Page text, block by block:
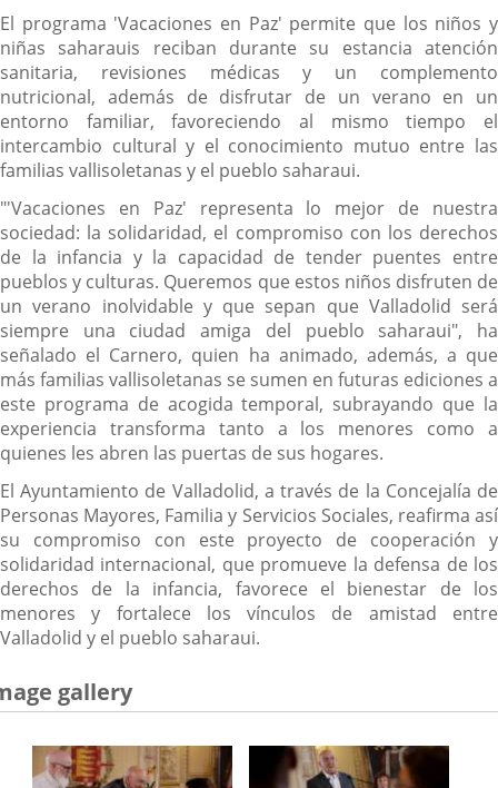
El programa 'Vacaciones en Paz' permite que los niños y
niñas saharauis reciban durante su estancia atención
sanitaria, revisiones médicas y un complemento
nutricional, además de disfrutar de un verano en un
entorno familiar, favoreciendo al mismo tiempo el
intercambio cultural y el conocimiento mutuo entre las
familias vallisoletanas y el pueblo saharaui.
"'Vacaciones en Paz' representa lo mejor de nuestra
sociedad: la solidaridad, el compromiso con los derechos
de la infancia y la capacidad de tender puentes entre
pueblos y culturas. Queremos que estos niños disfruten de
un verano inolvidable y que sepan que Valladolid será
siempre una ciudad amiga del pueblo saharaui", ha
señalado el Carnero, quien ha animado, además, a que
más familias vallisoletanas se sumen en futuras ediciones a
este programa de acogida temporal, subrayando que la
experiencia transforma tanto a los menores como a
quienes les abren las puertas de sus hogares.
El Ayuntamiento de Valladolid, a través de la Concejalía de
Personas Mayores, Familia y Servicios Sociales, reafirma así
su compromiso con este proyecto de cooperación y
solidaridad internacional, que promueve la defensa de los
derechos de la infancia, favorece el bienestar de los
menores y fortalece los vínculos de amistad entre
Valladolid y el pueblo saharaui.
gallery